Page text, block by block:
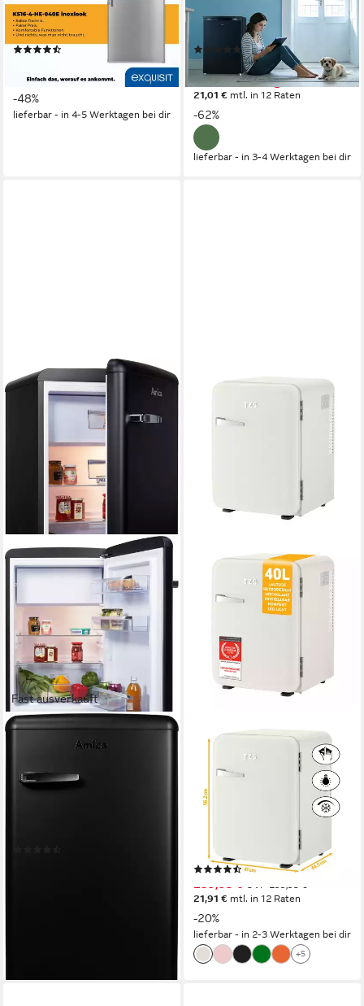
95 l Kapazität Kühlen
14 l Kapazität Frieren
Produktdatenblatt
439,00 €
20,91 €mtl. in 12 Raten
-48%
lieferbar - in 4-5 Werktagen bei dir
13 l Kapazität Frieren
Produktdatenblatt
(4)
229,99 € UVP 599,99 €
nur bis Dienstag
21,01 € mtl. in 12 Raten
-62%
lieferbar - in 3-4 Werktagen bei dir
Fast ausverkauft
AMICA
Table Top Kühlschrank KS
55 x 87,5 x 61,5 cm
TZS FIRST AUSTRIA
Table Top Kühlschrank 40L
Retro Lautlos, LED-
Beleuchtung FA-5172-3-CR
B/H/T
Betriebsgeräusch
Produktdatenblatt
(42)
UVP 299,95 €
21,91 € mtl. in 12 Raten
-20%
lieferbar - in 2-3 Werktagen bei dir
+5